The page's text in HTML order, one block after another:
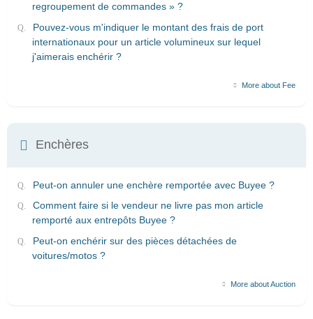
regroupement de commandes » ?
Pouvez-vous m'indiquer le montant des frais de port
internationaux pour un article volumineux sur lequel
j'aimerais enchérir ?
More about Fee
Enchères
Peut-on annuler une enchère remportée avec Buyee ?
Comment faire si le vendeur ne livre pas mon article
remporté aux entrepôts Buyee ?
Peut-on enchérir sur des pièces détachées de
voitures/motos ?
More about Auction